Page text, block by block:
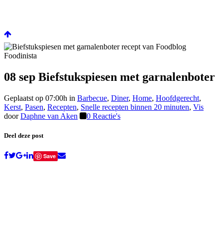
08 sep Biefstukspiesen met garnalenboter
Geplaatst op 07:00h in Barbecue, Diner, Home, Hoofdgerecht,
Kerst, Pasen, Recepten, Snelle recepten binnen 20 minuten, Vis
doorDaphne van Aken 0 Reactie's
Deel deze post
Save